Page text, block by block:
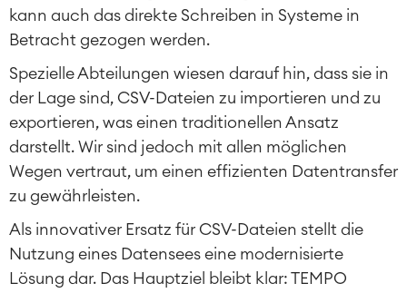
kann auch das direkte Schreiben in Systeme in
Betracht gezogen werden.
Spezielle Abteilungen wiesen darauf hin, dass sie in
der Lage sind, CSV-Dateien zu importieren und zu
exportieren, was einen traditionellen Ansatz
darstellt. Wir sind jedoch mit allen möglichen
Wegen vertraut, um einen effizienten Datentransfer
zu gewährleisten.
Als innovativer Ersatz für CSV-Dateien stellt die
Nutzung eines Datensees eine modernisierte
Lösung dar. Das Hauptziel bleibt klar: TEMPO